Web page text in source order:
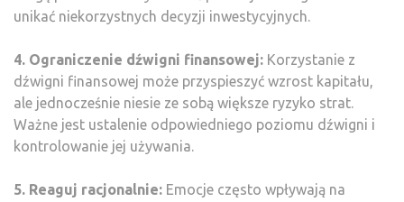
unikać niekorzystnych decyzji inwestycyjnych.
4. Ograniczenie dźwigni finansowej: Korzystanie z
dźwigni finansowej może przyspieszyć wzrost kapitału,
ale jednocześnie niesie ze sobą większe ryzyko strat.
Ważne jest ustalenie odpowiedniego poziomu dźwigni i
kontrolowanie jej używania.
5. Reaguj racjonalnie: Emocje często wpływają na